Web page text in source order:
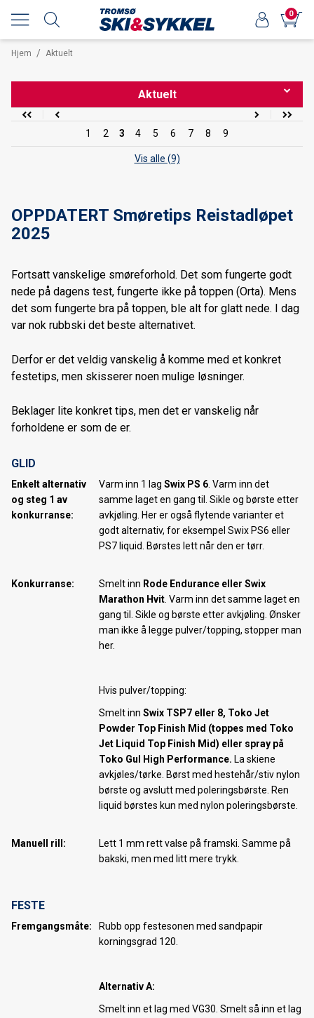
0
Hjem / Aktuelt
Aktuelt
Forhåndsbestilling langrennsski 2021/22
BCA Tracker 2 oppdatering
Forhåndsbestilling av 2021 SANTA CRUZ sykler
Velg riktig Elykkel
Den nye 2020 Trek Rail & Powerfly - i butikken nå!
Bakgårdssalg 11-12. Oktober 2019
1 2 3 4 5 6 7 8 9
Vis alle (9)
OPPDATERT Smøretips Reistadløpet
2025
Fortsatt vanskelige smøreforhold. Det som fungerte godt
nede på dagens test, fungerte ikke på toppen (Orta). Mens
det som fungerte bra på toppen, ble alt for glatt nede. I dag
var nok rubbski det beste alternativet.
Derfor er det veldig vanskelig å komme med et konkret
festetips, men skisserer noen mulige løsninger.
Beklager lite konkret tips, men det er vanskelig når
forholdene er som de er.
GLID
Enkelt alternativ
og steg 1 av
konkurranse:
Varm inn 1 lag Swix PS 6 . Varm inn det
samme laget en gang til. Sikle og børste etter
avkjøling. Her er også flytende varianter et
godt alternativ, for eksempel Swix PS6 eller
PS7 liquid. Børstes lett når den er tørr.
Konkurranse: Smelt inn Rode Endurance eller Swix
Marathon Hvit . Varm inn det samme laget en
gang til. Sikle og børste etter avkjøling. Ønsker
man ikke å legge pulver/topping, stopper man
her.
Hvis pulver/topping:
Smelt inn Swix TSP7 eller 8, Toko Jet
Powder Top Finish Mid (toppes med Toko
Jet Liquid Top Finish Mid) eller spray på
Toko Gul High Performance. La skiene
avkjøles/tørke. Børst med hestehår/stiv nylon
børste og avslutt med poleringsbørste. Ren
liquid børstes kun med nylon poleringsbørste.
Manuell rill:
Lett 1 mm rett valse på framski. Samme på
bakski, men med litt mere trykk.
FESTE
Fremgangsmåte:
Rubb opp festesonen med sandpapir
korningsgrad 120.
Alternativ A:
Smelt inn et lag med VG30. Smelt så inn et lag